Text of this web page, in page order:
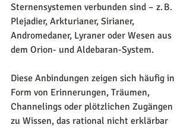
Sternensystemen verbunden sind – z. B.
Plejadier, Arkturianer, Sirianer,
Andromedaner, Lyraner oder Wesen aus
dem Orion- und Aldebaran-System.
Diese Anbindungen zeigen sich häufig in
Form von Erinnerungen, Träumen,
Channelings oder plötzlichen Zugängen
zu Wissen, das rational nicht erklärbar